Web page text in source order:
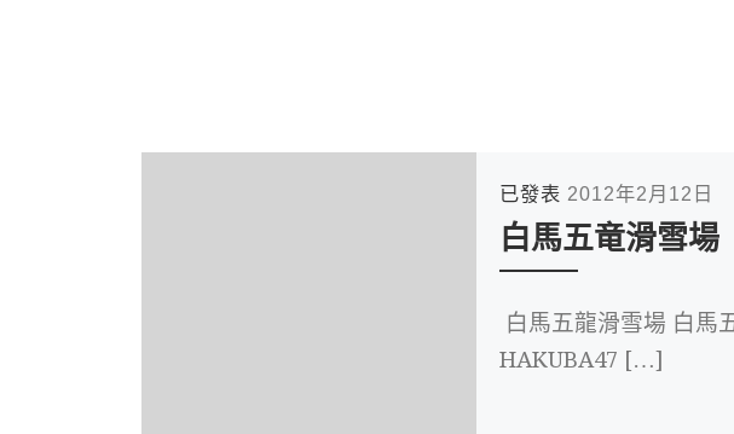
已發表 2012年2月12日
白馬五竜滑雪場
白馬五龍滑雪場 白馬
HAKUBA47 […]